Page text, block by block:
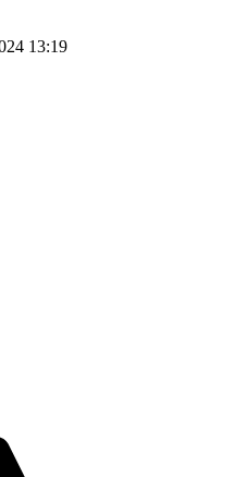
13:19